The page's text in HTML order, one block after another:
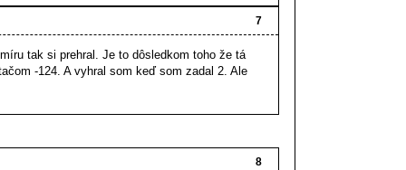
7
tak si prehral. Je to dôsledkom toho že tá
-124. A vyhral som keď som zadal 2. Ale
8